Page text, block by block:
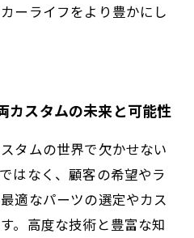
ーライフをより豊かにし
カスタムの未来と可能性
タムの世界で欠かせない
はなく、顧客の希望やラ
適なパーツの選定やカス
。高度な技術と豊富な知